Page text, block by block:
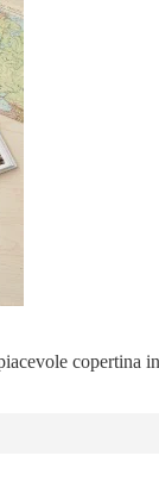
copertina